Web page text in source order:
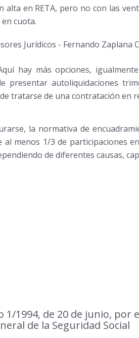
alta en RETA, pero no con las
cuota.
hay más opciones,
presentar autoliquidaciones
tratarse de una contratación en
la normativa de
al menos 1/3 de participaciones
de diferentes causas,
1/1994, de 20 de junio, por
de la Seguridad Social